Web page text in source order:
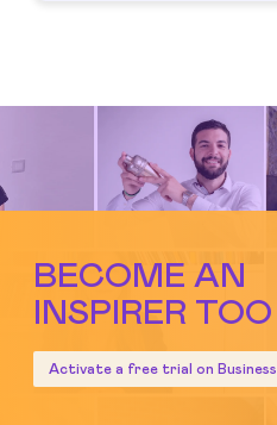
BECOME AN
INSPIRER TOO
Activate a free trial on Business